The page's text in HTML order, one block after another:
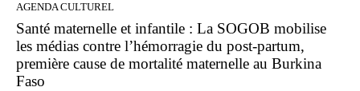
AGENDA CULTUREL
Santé maternelle et infantile : La SOGOB mobilise
les médias contre l’hémorragie du post-partum,
première cause de mortalité maternelle au Burkina
Faso